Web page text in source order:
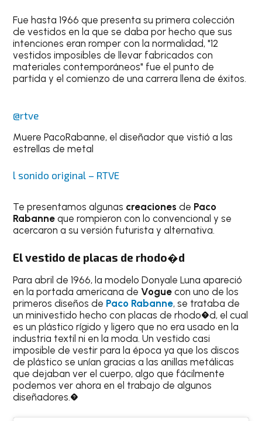
Fue hasta 1966 que presenta su primera colección
de vestidos en la que se daba por hecho que sus
intenciones eran romper con la normalidad, "12
vestidos imposibles de llevar fabricados con
materiales contemporáneos" fue el punto de
partida y el comienzo de una carrera llena de éxitos.
@rtve
Muere PacoRabanne, el diseñador que vistió a las
estrellas de metal
l sonido original – RTVE
Te presentamos algunas creacionesde Paco
Rabanne que rompieron con lo convencional y se
acercaron a su versión futurista y alternativa.
El vestido de placas de rhodo�d
Para abril de 1966, la modelo Donyale Luna apareció
en la portada americana deVoguecon uno de los
primeros diseños de Paco Rabanne, se trataba de
un minivestido hecho con placas de rhodo�d, el cual
es un plástico rígido y ligero que no era usado en la
industria textil ni en la moda. Un vestido casi
imposible de vestir para la época ya que los discos
de plástico se unían gracias a las anillas metálicas
que dejaban ver el cuerpo, algo que fácilmente
podemos ver ahora en el trabajo de algunos
diseñadores.�